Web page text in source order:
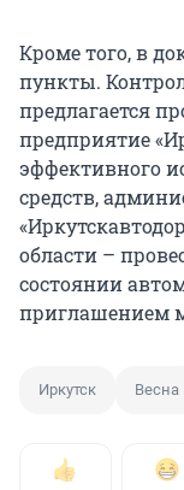
Кроме того, в
пункты.
предлагается
предприятие
эффективного
средств,
области –
состоянии
приглашением
Иркутск Весна